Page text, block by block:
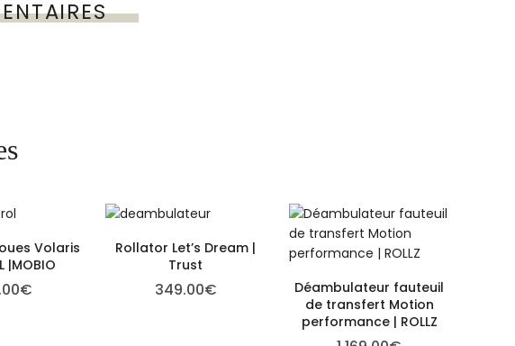
Volaris
|MOBIO
€
Rollator Let’s Dream |
Trust
349.00€
Déambulateur fauteuil
de transfert Motion
performance | ROLLZ